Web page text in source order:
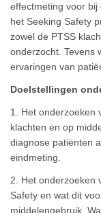
effectmeting voor
het Seeking Safety
zowel de PTSS
onderzocht. Tevens
ervaringen van
Doelstellingen
1. Het onderzoeken
klachten en op
diagnose patiënten
eindmeting.
2. Het onderzoeken
Safety en wat dit
middelengebruik.